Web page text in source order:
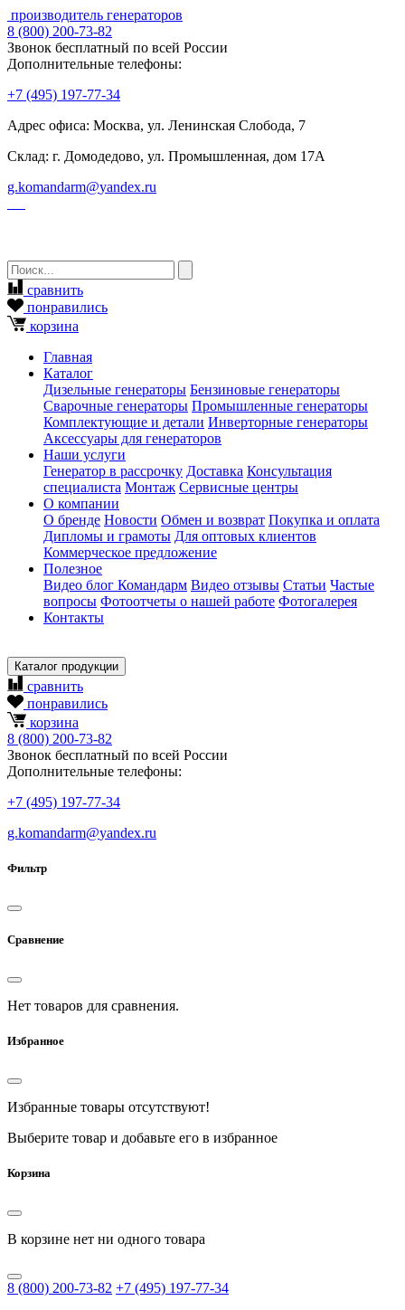
производитель генераторов
8 (800) 200-73-82
Звонок бесплатный по всей России
Дополнительные телефоны:
+7 (495) 197-77-34
Адрес офиса: Москва, ул. Ленинская Слобода, 7
Склад: г. Домодедово, ул. Промышленная, дом 17А
g.komandarm@yandex.ru
сравнить
понравились
корзина
Главная
Каталог
Дизельные генераторы Бензиновые генераторы
Сварочные генераторы Промышленные генераторы
Комплектующие и детали Инверторные генераторы
Аксессуары для генераторов
Наши услуги
Генератор в рассрочку Доставка Консультация
специалиста Монтаж Сервисные центры
О компании
О бренде Новости Обмен и возврат Покупка и оплата
Дипломы и грамоты Для оптовых клиентов
Коммерческое предложение
Полезное
Видео блог Командарм Видео отзывы Статьи Частые
вопросы Фотоотчеты о нашей работе Фотогалерея
Контакты
Каталог продукции
сравнить
понравились
корзина
8 (800) 200-73-82
Звонок бесплатный по всей России
Дополнительные телефоны:
+7 (495) 197-77-34
g.komandarm@yandex.ru
Фильтр
Сравнение
Нет товаров для сравнения.
Избранное
Избранные товары отсутствуют!
Выберите товар и добавьте его в избранное
Корзина
В корзине нет ни одного товара
8 (800) 200-73-82 +7 (495) 197-77-34